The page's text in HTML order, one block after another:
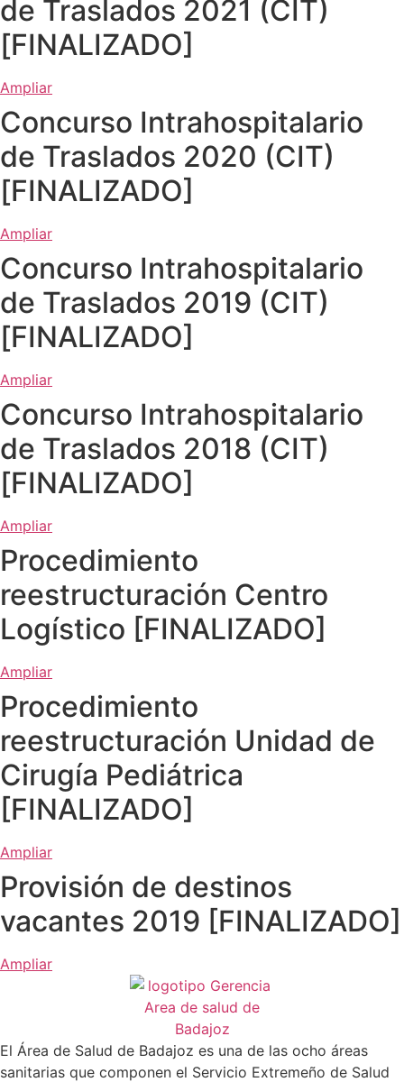
de Traslados 2021 (CIT)
[FINALIZADO]
Ampliar
Concurso Intrahospitalario
de Traslados 2020 (CIT)
[FINALIZADO]
Ampliar
Concurso Intrahospitalario
de Traslados 2019 (CIT)
[FINALIZADO]
Ampliar
Concurso Intrahospitalario
de Traslados 2018 (CIT)
[FINALIZADO]
Ampliar
Procedimiento
reestructuración Centro
Logístico [FINALIZADO]
Ampliar
Procedimiento
reestructuración Unidad de
Cirugía Pediátrica
[FINALIZADO]
Ampliar
Provisión de destinos
vacantes 2019 [FINALIZADO]
Ampliar
El Área de Salud de Badajoz es una de las ocho áreas
sanitarias que componen el Servicio Extremeño de Salud